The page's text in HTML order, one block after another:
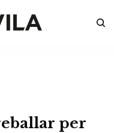
per